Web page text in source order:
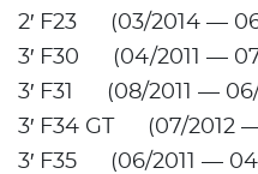
2′ F23 (03/2014 —
3′ F30 (04/2011 — 07/
3′ F31 (08/2011 — 06/
3′ F34 GT (07/2012 —
3′ F35 (06/2011 — 04/